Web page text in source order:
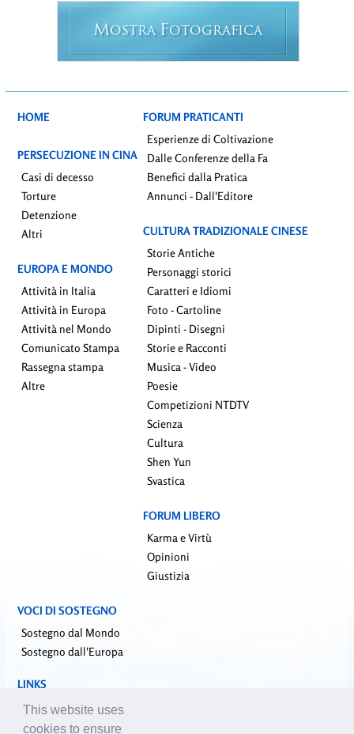
MOSTRA FOTOGRAFICA
HOME
PERSECUZIONE IN CINA
Casi di decesso
Torture
Detenzione
Altri
EUROPA E MONDO
Attività in Italia
Attività in Europa
Attività nel Mondo
Comunicato Stampa
Rassegna stampa
Altre
FORUM PRATICANTI
Esperienze di Coltivazione
Dalle Conferenze della Fa
Benefici dalla Pratica
Annunci - Dall'Editore
CULTURA TRADIZIONALE CINESE
Storie Antiche
Personaggi storici
Caratteri e Idiomi
Foto - Cartoline
Dipinti - Disegni
Storie e Racconti
Musica - Video
Poesie
Competizioni NTDTV
Scienza
Cultura
Shen Yun
Svastica
FORUM LIBERO
Karma e Virtù
Opinioni
Giustizia
VOCI DI SOSTEGNO
Sostegno dal Mondo
Sostegno dall'Europa
LINKS
falundafa.org (it)
faluninfo.net
This website uses
cookies to ensure